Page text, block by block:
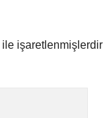
ile işaretlenmişlerdir